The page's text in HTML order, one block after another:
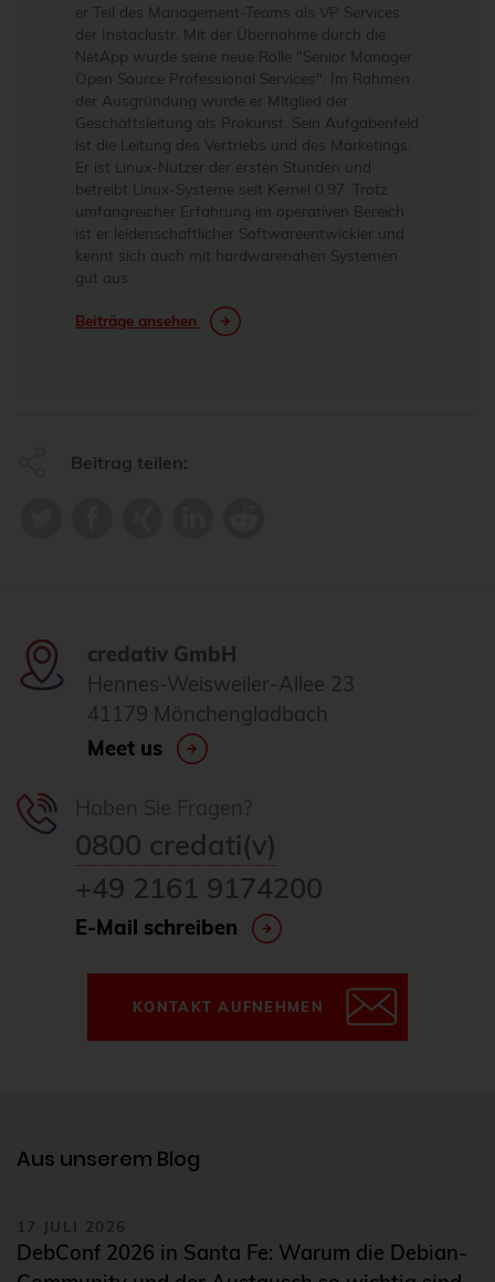
er Teil des Management-Teams als VP Services
der Instaclustr. Mit der Übernahme durch die
NetApp wurde seine neue Rolle "Senior Manager
Open Source Professional Services". Im Rahmen
der Ausgründung wurde er Mitglied der
Geschäftsleitung als Prokurist. Sein Aufgabenfeld
ist die Leitung des Vertriebs und des Marketings.
Er ist Linux-Nutzer der ersten Stunden und
betreibt Linux-Systeme seit Kernel 0.97. Trotz
umfangreicher Erfahrung im operativen Bereich
ist er leidenschaftlicher Softwareentwickler und
kennt sich auch mit hardwarenahen Systemen
gut aus.
Beiträge ansehen
Beitrag teilen:
credativ GmbH
Hennes-Weisweiler-Allee 23
41179 Mönchengladbach
Meet us
0800 credati(v)
+49 2161 9174200
E-Mail schreiben
KONTAKT AUFNEHMEN
Aus unserem Blog
17 JULI 2026
DebConf 2026 in Santa Fe: Warum die Debian-